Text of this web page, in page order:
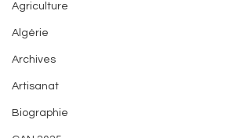
Agriculture
Algérie
Archives
Artisanat
Biographie